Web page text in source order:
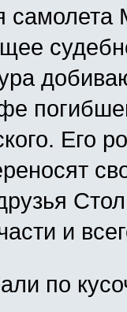
самолета
Его
и
по